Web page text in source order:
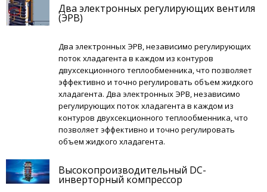
Два электронных регулирующих вентиля
(ЭРВ)
Два электронных ЭРВ, независимо регулирующих
поток хладагента в каждом из контуров
двухсекционного теплообменника, что позволяет
эффективно и точно регулировать объем жидкого
хладагента. Два электронных ЭРВ, независимо
регулирующих поток хладагента в каждом из
контуров двухсекционного теплообменника, что
позволяет эффективно и точно регулировать
объем жидкого хладагента.
Высокопроизводительный DC-
инверторный компрессор